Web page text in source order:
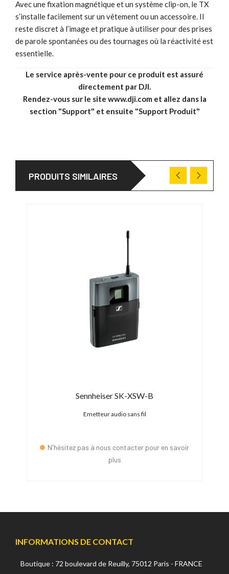
Avec une fixation magnétique et un système clip-on, le TX
s’installe facilement sur un vêtement ou un accessoire. Il
reste discret à l’image et pratique à utiliser pour des prises
de parole spontanées ou des tournages où la réactivité est
essentielle.
Le service après-vente pour ce produit est assuré
directement par DJI.
Rendez-vous sur le site www.dji.com et allez dans la
section "Support" et ensuite "Support Produit"
PRODUITS SIMILAIRES
Sennheiser SK-XSW-B
Emetteur audio sans fil
N'hésitez pas à nous contacter pour en savoir
plus
INFORMATIONS DE CONTACT
Boutique : 72 boulevard de Reuilly, 75012 Paris - FRANCE